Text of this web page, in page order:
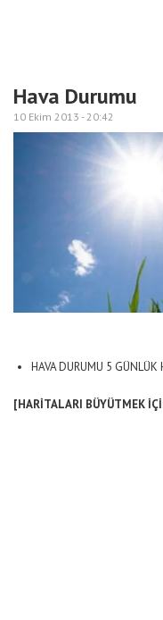
Hava Durumu
10 Ekim 2013 -20:42
HAVA DURUMU 5
[HARİTALARI BÜYÜTMEK